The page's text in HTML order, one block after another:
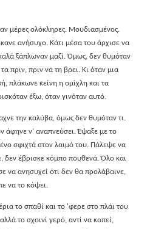
μέρες ολόκληρες. Μουδιασμένος.
ανήσυχο. Κάτι μέσα του άρχισε να
ξάπλωναν μαζί. Όμως, δεν θυμόταν
πριν, πριν να τη βρει. Κι όταν μια
πλάκωνε κείνη η ομίχλη και τα
έξω, όταν γινόταν αυτό.
την καλύβα, όμως δεν θυμόταν τι.
άφηνε ν' αναπνεύσει. Έψαξε με το
σφιχτά στον λαιμό του. Πάλεψε να
δεν έβρισκε κόμπο πουθενά. Όλο και
να ανησυχεί ότι δεν θα προλάβαινε,
να το κόψει.
το σπαθί και το 'φερε στο πλάι του
το σχοινί γερό, αντί να κοπεί,